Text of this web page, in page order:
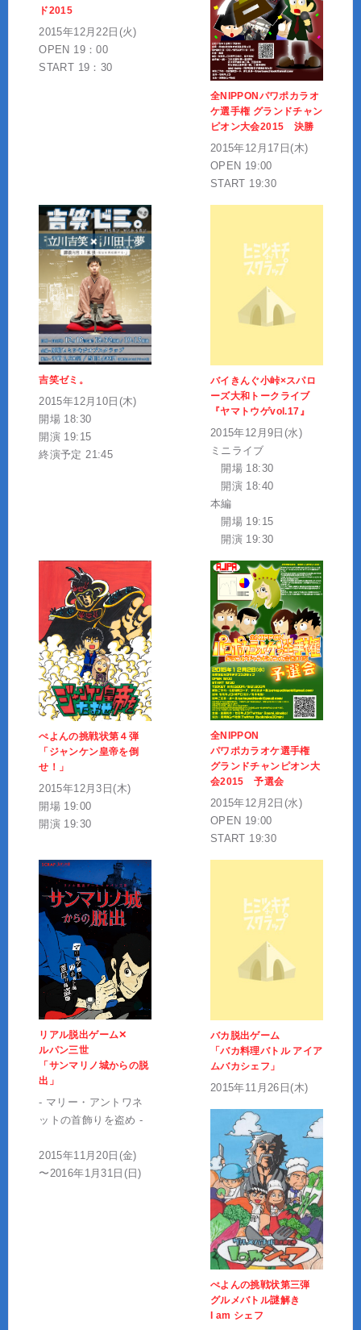
ド2015
2015年12月22日(火)
OPEN 19：00
START 19：30
全NIPPONパワポカラオ
ケ選手権 グランドチャン
ピオン大会2015 決勝
2015年12月17日(木)
OPEN 19:00
START 19:30
吉笑ゼミ。
2015年12月10日(木)
開場 18:30
開演 19:15
終演予定 21:45
バイきんぐ小峠×スパロ
ーズ大和トークライブ
『ヤマトウゲvol.17』
2015年12月9日(水)
ミニライブ
開場 18:30
開演 18:40
本編
開場 19:15
開演 19:30
ぺよんの挑戦状第４弾
「ジャンケン皇帝を倒
せ！」
2015年12月3日(木)
開場 19:00
開演 19:30
全NIPPON
パワポカラオケ選手権
グランドチャンピオン大
会2015 予選会
2015年12月2日(水)
OPEN 19:00
START 19:30
リアル脱出ゲーム✕
ルパン三世
「サンマリノ城からの脱
出」
- マリー・アントワネ
ットの首飾りを盗め -
2015年11月20日(金)
〜2016年1月31日(日)
バカ脱出ゲーム
「バカ料理バトル アイア
ムバカシェフ」
2015年11月26日(木)
ぺよんの挑戦状第三弾
グルメバトル謎解き
I am シェフ